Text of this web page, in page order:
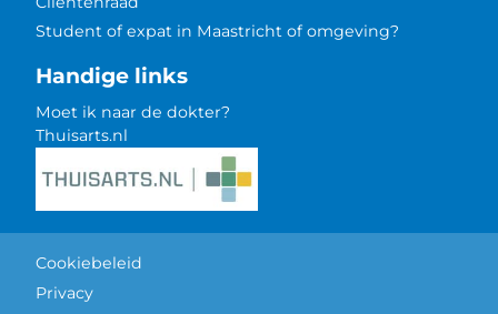
Student of expat in Maastricht of omgeving?
Handige links
Moet ik naar de dokter?
Thuisarts.nl
Cookiebeleid
Privacy